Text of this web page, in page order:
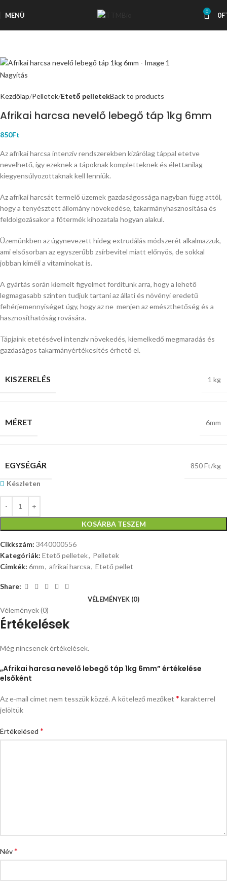
MENÜ 0 0
Nagyítás
Kezdőlap Pelletek Etető pelletekBack to products
Afrikai harcsa nevelő lebegő táp 1kg 6mm
850Ft
Az afrikai harcsa intenzív rendszerekben kizárólag táppal etetve
nevelhető, így ezeknek a tápoknak kompletteknek és élettanilag
kiegyensúlyozottaknak kell lenniük.
Az afrikai harcsát termelő üzemek gazdaságossága nagyban függ attól,
hogy a tenyésztett állomány növekedése, takarmányhasznosítása és
feldolgozásakor a főtermék kihozatala hogyan alakul.
Üzemünkben az úgynevezett hideg extrudálás módszerét alkalmazzuk,
ami elsősorban az egyszerűbb zsírbevitel miatt előnyös, de sokkal
jobban kíméli a vitaminokat is.
A gyártás során kiemelt figyelmet fordítunk arra, hogy a lehető
legmagasabb szinten tudjuk tartani az állati és növényi eredetű
fehérjemennyiséget úgy, hogy az ne menjen az emészthetőség és a
hasznosíthatóság rovására.
Tápjaink etetésével intenzív növekedés, kiemelkedő megmaradás és
gazdaságos takarmányértékesítés érhető el.
KISZERELÉS 1 kg
MÉRET 6mm
EGYSÉGÁR 850 Ft/kg
Készleten
KOSÁRBA TESZEM
Cikkszám: 3440000556
Kategóriák: Etető pelletek, Pelletek
Címkék: 6mm, afrikai harcsa, Etető pellet
Share:
VÉLEMÉNYEK (0)
Vélemények (0)
Értékelések
Még nincsenek értékelések.
„Afrikai harcsa nevelő lebegő táp 1kg 6mm” értékelése
elsőként
Az e-mail címet nem tesszük közzé. A kötelező mezőket * karakterrel
jelöltük
Értékelésed *
Név*